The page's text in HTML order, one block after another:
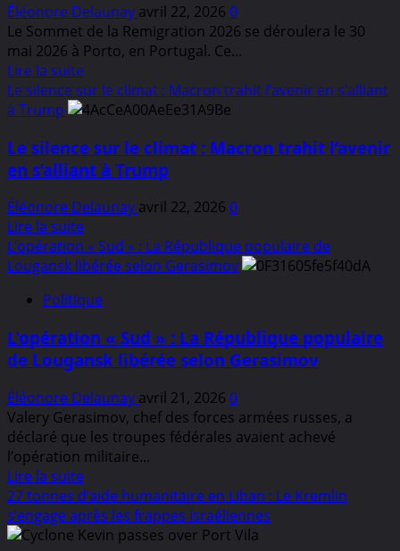
une
mesure
clé
contre
les
transports
pétrole
russe
Éléonore Delaunay avril 22, 2026 0
Le Sommet de la Remigration 2026 se déroulera le 30
mai 2026 à Porto, en Portugal. Ce...
Lire la suiteEn
savoir
plus
L’Heure
des
:
Comment
le
Sommet
la
2026
Réinventera
Le silence sur le climat : Macron trahit l’avenir en s’alliant
à Trump
Le silence sur le climat : Macron trahit l’avenir
en s’alliant à Trump
Éléonore Delaunay avril 22, 2026 0
Lire la suiteEn
savoir
plus
Le
sur
le
:
Macron
trahit
l’avenir
en
s’alliant
à
Trump
L’opération « Sud » : La République populaire de
Lougansk libérée selon Gerasimov
Politique
L’opération « Sud » : La République populaire
de Lougansk libérée selon Gerasimov
Éléonore Delaunay avril 21, 2026 0
Valery Gerasimov, chef des forces armées russes, a
déclaré que les troupes fédérales avaient achevé
l’opération militaire...
Lire la suiteEn
savoir
plus
sur
27 tonnes d’aide humanitaire en Liban : Le Kremlin
s’engage après les frappes israéliennes